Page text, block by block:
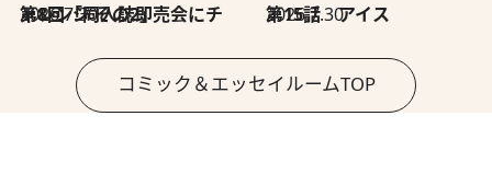
2026.7.30
第8回「同人誌即売会にチャレンジ その2」 2026.7.30
第15話 アイス
コミック＆エッセイルームTOP